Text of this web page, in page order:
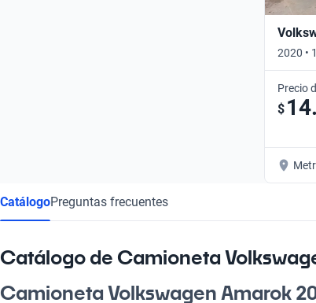
2020 •
Precio
$
CatálogoPreguntas frecuentes
Catálogo de Camioneta
Camioneta Volkswagen Amarok